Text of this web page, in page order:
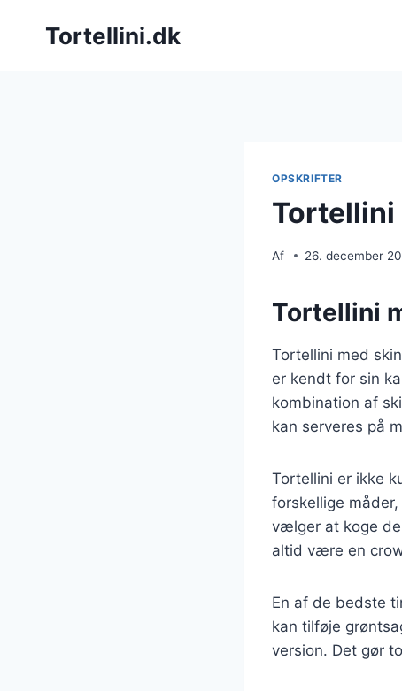
Tortellini.dk
OPSKRIFTER
Tortellini
Af 26. december
Tortellini
Tortellini med
er kendt for sin
kombination af
kan serveres på
Tortellini er ikke
forskellige
vælger at koge
altid være en
En af de bedste
kan tilføje
version. Det gør